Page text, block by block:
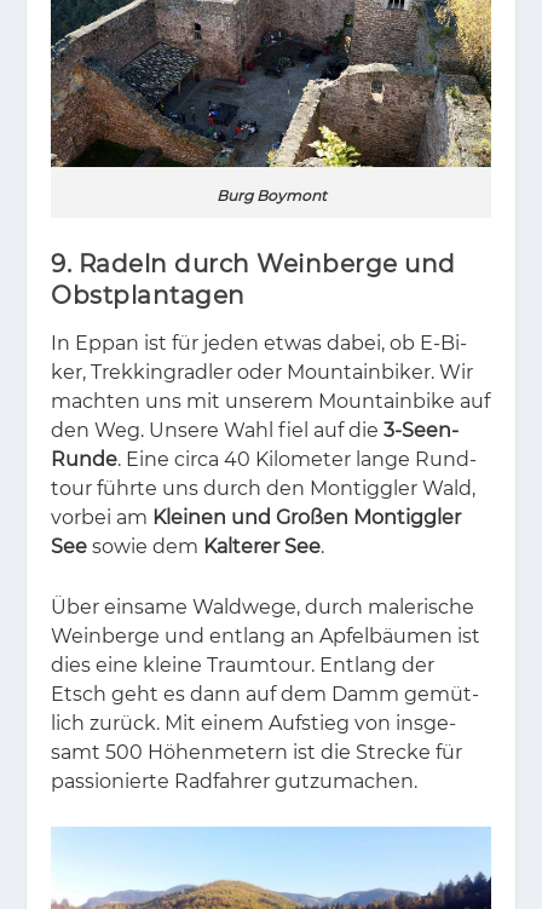
Burg Boymont
9. Radeln durch Weinberge und
Obstplantagen
In Eppan ist für je­den et­was da­bei, ob E-Bi­
ker, Trek­king­rad­ler oder Moun­tain­bi­ker. Wir
mach­ten uns mit un­se­rem Moun­tain­bike auf
den Weg. Un­se­re Wahl fiel auf die3-Seen-
Runde. Eine cir­ca 40 Ki­lo­me­ter lan­ge Rund­
tour führ­te uns durch den Mon­tigg­ler Wald,
vor­bei am Kleinen und Großen Montiggler
See so­wie dem Kalterer See.
Über ein­sa­me Wald­we­ge, durch ma­le­ri­sche
Wein­ber­ge und ent­lang an Ap­fel­bäu­men ist
dies eine klei­ne Traum­tour. Ent­lang der
Etsch geht es dann auf dem Damm ge­müt­
lich zu­rück. Mit ei­nem Auf­stieg von ins­ge­
samt 500 Hö­hen­me­tern ist die Stre­cke für
pas­sio­nier­te Rad­fah­rer gut­zu­ma­chen.